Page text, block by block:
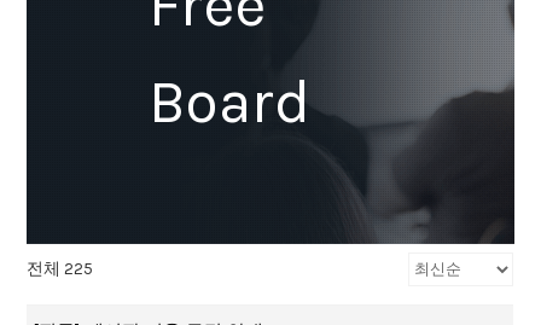
Board
전체 225